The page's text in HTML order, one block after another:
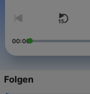
00:00
Folgen